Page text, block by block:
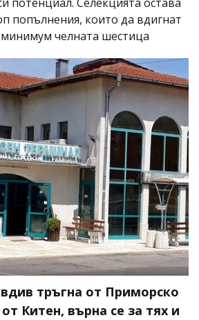
попълнения, които да вдигнат
минимум челната шестица
тръгна от Приморско
Китен, върна се за тях и